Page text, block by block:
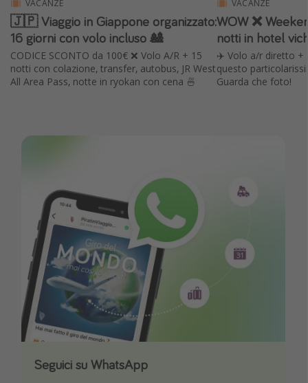
VACANZE
🇯🇵 Viaggio in Giappone organizzato:
16 giorni con volo incluso 🎎
CODICE SCONTO da 100€ ❌ Volo A/R + 15
notti con colazione, transfer, autobus, JR West
All Area Pass, notte in ryokan con cena 🍜
VACANZE
WOW ❌
notti in hotel
✈️ Volo a/r diretto +
questo
Guarda che foto!
Seguici su WhatsApp
Scarica la nostra App